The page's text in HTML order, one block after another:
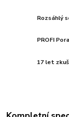
Rozsáhlý
PROFI
17 let